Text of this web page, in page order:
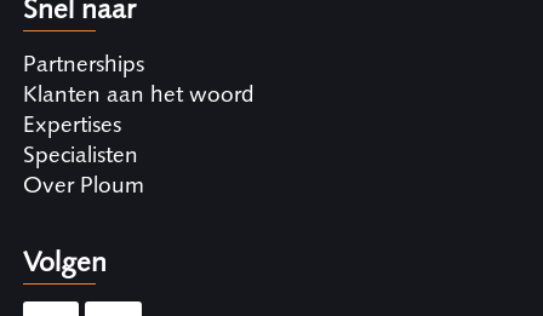
Snel naar
Partnerships
Klanten aan het woord
Expertises
Specialisten
Over Ploum
Volgen